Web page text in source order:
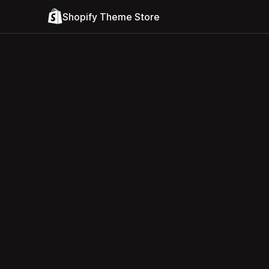
Shopify Theme Store